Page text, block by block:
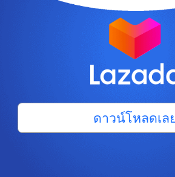
ดาวน์โหลดเล